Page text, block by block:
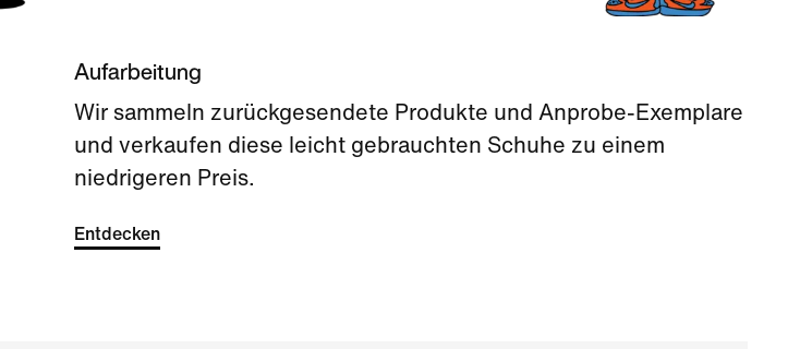
Aufarbeitung
Wir sammeln zurückgesendete Produkte und Anprobe-Exemplare
und verkaufen diese leicht gebrauchten Schuhe zu einem
niedrigeren Preis.
Entdecken